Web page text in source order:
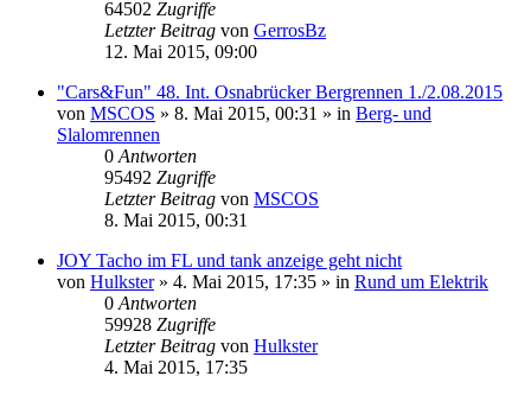
64502 Zugriffe
Letzter Beitrag von GerrosBz
12. Mai 2015, 09:00
"Cars&Fun" 48. Int. Osnabrücker Bergrennen 1./2.08.2015
von MSCOS » 8. Mai 2015, 00:31 » in Berg- und
Slalomrennen
0 Antworten
95492 Zugriffe
Letzter Beitrag von MSCOS
8. Mai 2015, 00:31
JOY Tacho im FL und tank anzeige geht nicht
von Hulkster» 4. Mai 2015, 17:35 » in Rund um Elektrik
0 Antworten
59928 Zugriffe
Letzter Beitrag von Hulkster
4. Mai 2015, 17:35